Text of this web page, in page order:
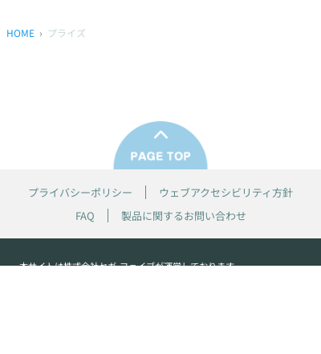
HOME プライズ
プライバシーポリシー
ウェブアクセシビリティ方針
FAQ
製品に関するお問い合わせ
本サイトは株式会社セガ フェイブが運営しております。